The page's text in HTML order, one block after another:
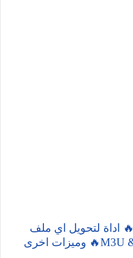
تطبيق🔥 IPTV Helper🔥 اداة لتحويل اي ملف